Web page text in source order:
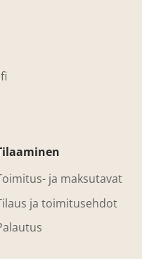
ja maksutavat
ja toimitusehdot